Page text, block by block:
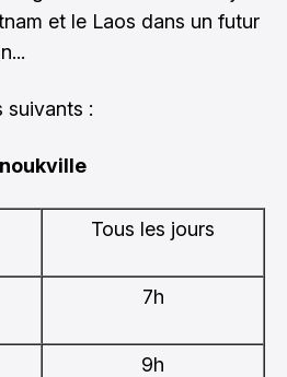
et le Laos dans un futur
suivants :
Tous les jours
7h
9h